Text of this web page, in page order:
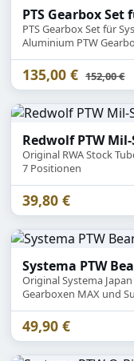
PTS Gearbox Set
PTS Gearbox Set für
Aluminium PTW
135,00 € Statt
152,00 €
Redwolf PTW
Original RWA Stock
7 Positionen
39,80 €
Systema PTW
Original Systema
Gearboxen MAX und
GB-009.
49,90 €